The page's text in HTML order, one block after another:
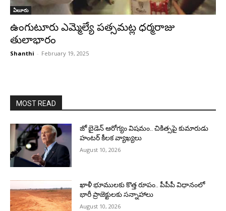
ఏలూరు
ఉంగుటూరు ఎమ్మెల్యే పత్సమట్ల ధర్మరాజు
తులాభారం
Shanthi - February 19, 2025
MOST READ
జో బైడెన్ ఆరోగ్యం విషమం.. చికిత్సపై కుమారుడు
హంటర్ కీలక వ్యాఖ్యలు
August 10, 2026
ఖాళీ భూములకు కొత్త రూపం.. పీపీపీ విధానంలో
భారీ ప్రాజెక్టులకు సన్నాహాలు
August 10, 2026